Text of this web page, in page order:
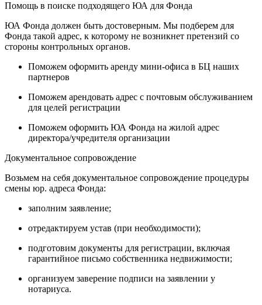
Помощь в поиске подходящего ЮА для Фонда
ЮА Фонда должен быть достоверным. Мы подберем для
Фонда такой адрес, к которому не возникнет претензий со
стороны контрольных органов.
Поможем оформить аренду мини-офиса в БЦ наших
партнеров
Поможем арендовать адрес с почтовым обслуживанием
для целей регистрации
Поможем оформить ЮА Фонда на жилой адрес
директора/учредителя организации
Документальное сопровождение
Возьмем на себя документальное сопровождение процедуры
смены юр. адреса Фонда:
заполним заявление;
отредактируем устав (при необходимости);
подготовим документы для регистрации, включая
гарантийное письмо собственника недвижимости;
организуем заверение подписи на заявлении у
нотариуса.